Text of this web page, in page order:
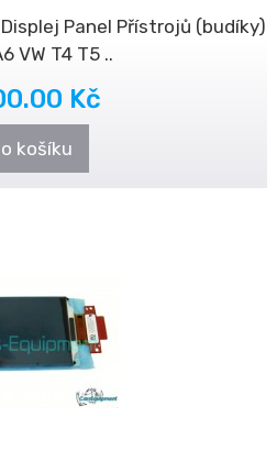
Panel Přístrojů (budíky)
VW T4 T5 ..
Kč
košíku